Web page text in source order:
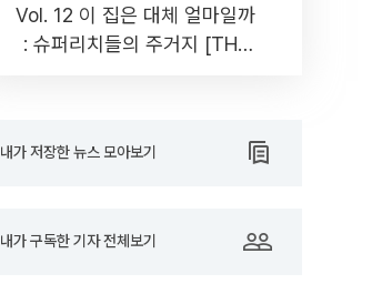
Vol. 12 이 집은 대체 얼마일까
: 슈퍼리치들의 주거지 [THE
내가 저장한 뉴스 모아보기
내가 구독한 기자 전체보기